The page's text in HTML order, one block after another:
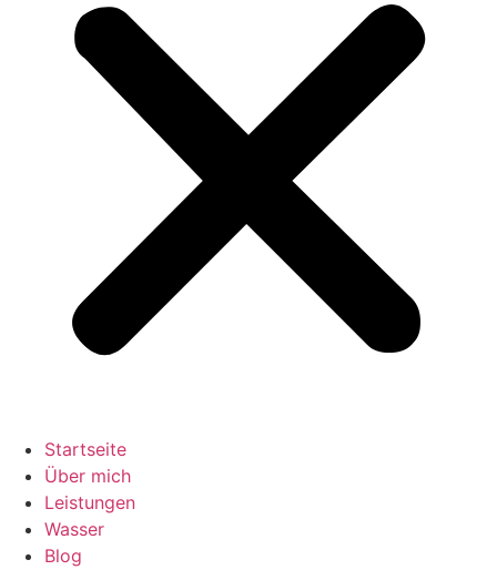
Startseite
Über mich
Leistungen
Wasser
Blog